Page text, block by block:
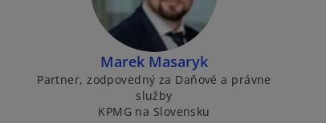
Marek Masaryk
Partner, zodpovedný za Daňové a právne
služby
KPMG na Slovensku